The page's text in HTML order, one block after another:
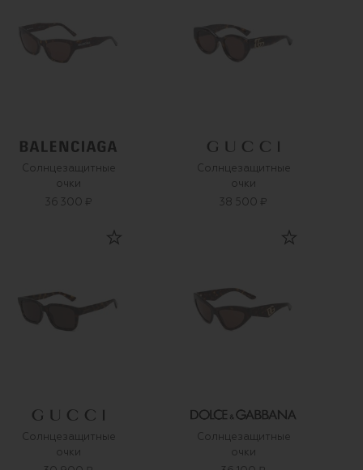
Солнцезащитные
очки
36 300 ₽
Солнцезащитные
очки
38 500 ₽
Солнцезащитные
очки
Солнцезащитные
очки